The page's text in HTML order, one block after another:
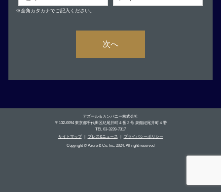
※全角カタカナでご記入ください。
次へ
アズール＆カンパニー株式会社
〒102-0094 東京都千代田区紀尾井町４番３号 泉館紀尾井町４階
TEL 03-3239-7317
サイトマップ｜ プレス&ニュース
プライバシーポリシー
Copyright © Azure & Co. Inc. 2024. All right reserved